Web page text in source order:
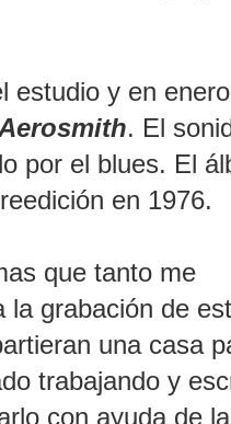
estudio y en
. El
por el blues. El
en 1976.
que tanto me
la grabación de
una casa
trabajando y
con ayuda de